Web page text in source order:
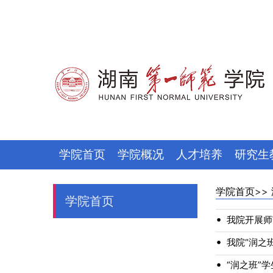
学院首页 学院概况 人才培养 研究生
学院首页
学院首页>>
• 我院开展
• 我院“润之
• “润之班”